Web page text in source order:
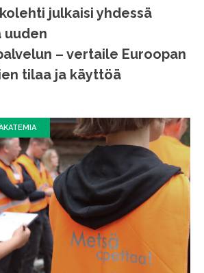
julkaisi yhdessä
uuden
– vertaile Euroopan
tilaa ja käyttöä